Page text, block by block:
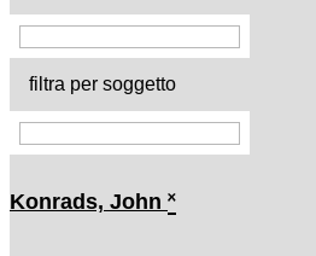
filtra per soggetto
Konrads, John ˟